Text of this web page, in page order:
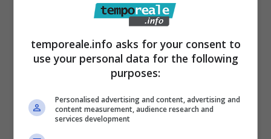
– la delibera di Giunta, chiamata in causa dalla
nota pubblicata (che nel prevedere le
modalità di espletamento dei tentativi
obbligatori di conciliazione individuava quale
rappresentante dell’Amministrazione un
dirigente dell’Ente e non un rappresentante
temporeale.info asks for your consent to
use your personal data for the following
purposes:
Personalised advertising and content, advertising and
content measurement, audience research and
services development